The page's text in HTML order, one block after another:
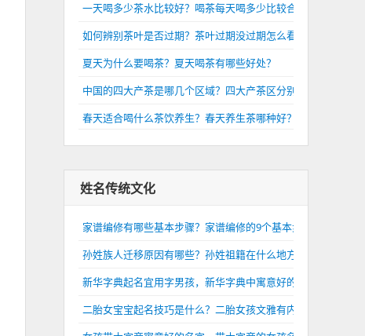
一天喝多少茶水比较好？喝茶每天喝多少比较合适？
如何辨别茶叶是否过期？茶叶过期没过期怎么看？
夏天为什么要喝茶？夏天喝茶有哪些好处？
中国的四大产茶是哪几个区域？四大产茶区分别是哪里？
春天适合喝什么茶饮养生？春天养生茶哪种好？
姓名传统文化
家谱编修有哪些基本步骤？家谱编修的9个基本步骤介绍
孙姓族人迁移原因有哪些？孙姓祖籍在什么地方？
新华字典起名宜用字男孩，新华字典中寓意好的男孩名字
二胎女宝宝起名技巧是什么？二胎女孩文雅有内涵的名字